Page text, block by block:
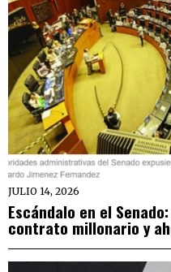
JULIO 14, 2026
Escándalo en el
contrato millonario y